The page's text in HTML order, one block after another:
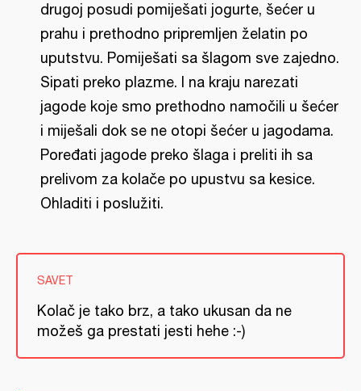
drugoj posudi pomiješati jogurte, šećer u
prahu i prethodno pripremljen želatin po
uputstvu. Pomiješati sa šlagom sve zajedno.
Sipati preko plazme. I na kraju narezati
jagode koje smo prethodno namočili u šećer
i miješali dok se ne otopi šećer u jagodama.
Poređati jagode preko šlaga i preliti ih sa
prelivom za kolače po upustvu sa kesice.
Ohladiti i poslužiti.
SAVET
Kolač je tako brz, a tako ukusan da ne
možeš ga prestati jesti hehe :-)